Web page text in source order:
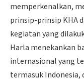
memperkenalkan,
prinsip-prinsip KHA
kegiatan yang
Harla menekankan
internasional yang
termasuk